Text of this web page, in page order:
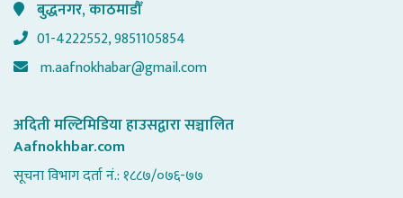
बुद्धनगर, काठमाडौँ
01-4222552, 9851105854
m.aafnokhabar@gmail.com
अदिती मल्टिमिडिया हाउसद्वारा सञ्चालित
Aafnokhbar.com
सूचना विभाग दर्ता नं.: १८८७/०७६-७७